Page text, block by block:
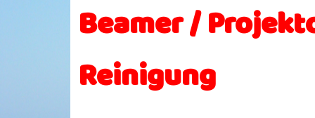
Beamer /
Reinigung